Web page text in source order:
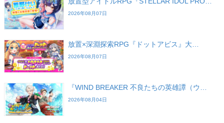
2026年08月07日
放置×深淵探索RPG『ドットアビス』大…
2026年08月07日
『WIND BREAKER 不良たちの英雄譚（ウ…
2026年08月04日